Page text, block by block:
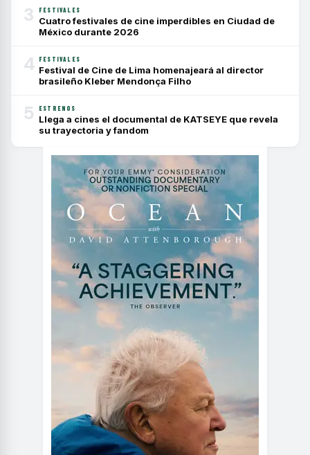
3 FESTIVALES
Cuatro festivales de cine imperdibles en Ciudad de
México durante 2026
4 FESTIVALES
Festival de Cine de Lima homenajeará al director
brasileño Kleber Mendonça Filho
5 ESTRENOS
Llega a cines el documental de KATSEYE que revela
su trayectoria y fandom